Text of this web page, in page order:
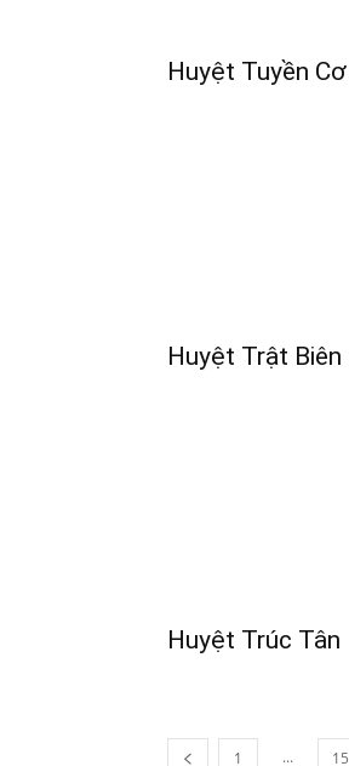
Huyệt Tuyền Cơ
Huyệt Trật Biên
Huyệt Trúc Tân
1 ... 15